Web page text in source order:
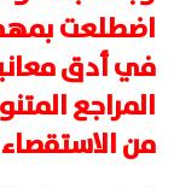
اضطلعت
في أدق
المراجع
من